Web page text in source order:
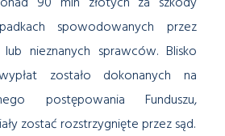
spowodowanych przez
nieznanych sprawców. Blisko
zostało dokonanych na
postępowania Funduszu,
zostać rozstrzygnięte przez sąd.